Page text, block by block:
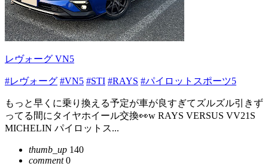
レヴォーグ VN5
#レヴォーグ #VN5 #STI #RAYS #パイロットスポーツ5
もっと早くに乗り換える予定が車が良すぎてズルズル引きず
ってる間にタイヤホイール交換👀w RAYS VERSUS VV21S
MICHELIN パイロットス...
thumb_up 140
comment0